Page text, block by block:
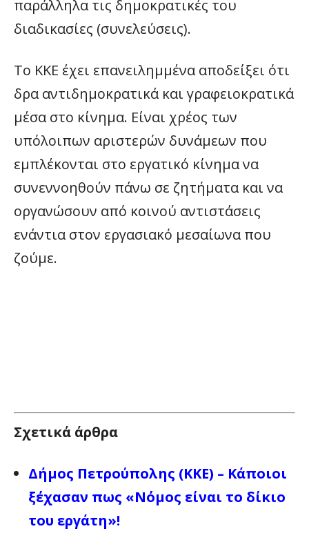
παράλληλα τις δημοκρατικές του
διαδικασίες (συνελεύσεις).
Το ΚΚΕ έχει επανειλημμένα αποδείξει ότι
δρα αντιδημοκρατικά και γραφειοκρατικά
μέσα στο κίνημα. Είναι χρέος των
υπόλοιπων αριστερών δυνάμεων που
εμπλέκονται στο εργατικό κίνημα να
συνεννοηθούν πάνω σε ζητήματα και να
οργανώσουν από κοινού αντιστάσεις
ενάντια στον εργασιακό μεσαίωνα που
ζούμε.
Σχετικά άρθρα
Δήμος Πετρούπολης (ΚΚΕ) – Κάποιοι
ξέχασαν πως «Νόμος είναι το δίκιο
του εργάτη»!